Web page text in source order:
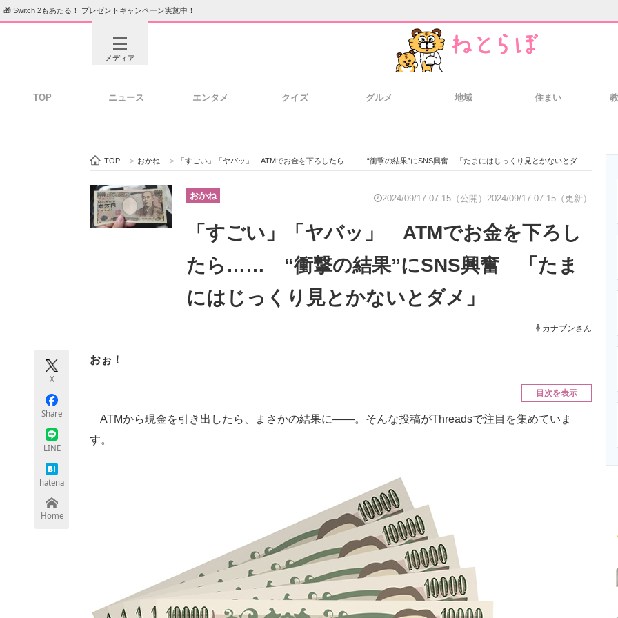
🎁 Switch 2もあたる！ プレゼントキャンペーン実施中！
メディア
ビジネスと働き方のヒント
企業向けIT製品の総合サイト IT製品の技術・比較・事例
TOP ニュース エンタメ クイズ グルメ 地域 住まい
TOP > おかね > 「すごい」「ヤバッ」 ATMでお金を下ろしたら…… “衝撃の結果”にSNS興奮 「たまにはじっくり見とかないとダメ」
おかね 2024/09/17 07:15（公開） 2024/09/17 07:15（更新）
「すごい」「ヤバッ」 ATMでお金を下ろし
たら…… “衝撃の結果”にSNS興奮 「たま
にはじっくり見とかないとダメ」
カナブンさん
X
Share
LINE
hatena
Home
おぉ！
目次を表示
ATMから現金を引き出したら、まさかの結果に――。そんな投稿がThreadsで注目を集めていま
す。